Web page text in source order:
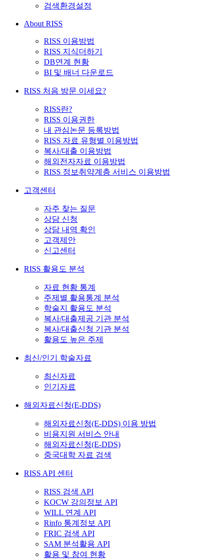
검색환경설정
About RISS
RISS 이용방법
RISS 지식더하기
DB연계 현황
BI 및 배너 다운로드
RISS 처음 방문 이세요?
RISS란?
RISS 이용권한
내 관심논문 등록방법
RISS 자료 유형별 이용방법
복사/대출 이용방법
해외전자자료 이용방법
RISS 정보취약계층 서비스 이용방법
고객센터
자주 찾는 질문
상담 신청
상담 내역 확인
고객제안
신고센터
RISS 활용도 분석
자료 현황 통계
주제별 활용통계 분석
학술지 활용도 분석
복사/대출제공 기관 분석
복사/대출신청 기관 분석
활용도 높은 주제
최신/인기 학술자료
최신자료
인기자료
해외자료신청(E-DDS)
해외자료신청(E-DDS) 이용 방법
비용지원 서비스 안내
해외자료신청(E-DDS)
중국대학 자료 검색
RISS API 센터
RISS 검색 API
KOCW 강의정보 API
WILL 연계 API
Rinfo 통계정보 API
FRIC 검색 API
SAM 분석활용 API
활용 및 참여 현황